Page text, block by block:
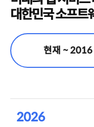
대한민국 소프트
현재 ~ 2016
2026